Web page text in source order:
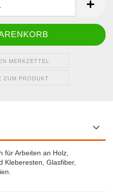
MERKZETTEL
ZUM PRODUKT
für Arbeiten an Holz,
Kleberesten, Glasfiber,